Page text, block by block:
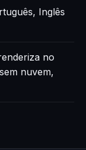
Inglês
no
nuvem,